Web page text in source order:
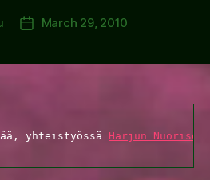
PostMarch 29, 2010
yhteistyössä Harjun